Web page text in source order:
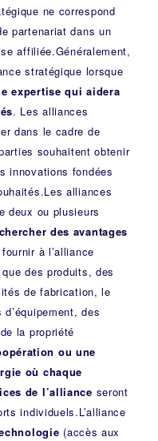
ne correspond
partenariat dans un
affiliée.Généralement,
stratégique lorsque
expertise qui aidera
. Les alliances
dans le cadre de
souhaitent obtenir
innovations fondées
alliances
deux ou plusieurs
des avantages
à l’alliance
des produits, des
de fabrication, le
des
la propriété
ou une
où chaque
de l’alliance seront
individuels.L’alliance
(accès aux